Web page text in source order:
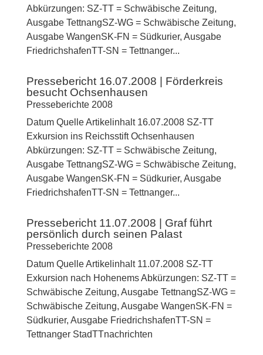
Abkürzungen: SZ-TT = Schwäbische Zeitung,
Ausgabe TettnangSZ-WG = Schwäbische Zeitung,
Ausgabe WangenSK-FN = Südkurier, Ausgabe
FriedrichshafenTT-SN = Tettnanger...
Pressebericht 16.07.2008 | Förderkreis
besucht Ochsenhausen
Presseberichte 2008
Datum Quelle Artikelinhalt 16.07.2008 SZ-TT
Exkursion ins Reichsstift Ochsenhausen
Abkürzungen: SZ-TT = Schwäbische Zeitung,
Ausgabe TettnangSZ-WG = Schwäbische Zeitung,
Ausgabe WangenSK-FN = Südkurier, Ausgabe
FriedrichshafenTT-SN = Tettnanger...
Pressebericht 11.07.2008 | Graf führt
persönlich durch seinen Palast
Presseberichte 2008
Datum Quelle Artikelinhalt 11.07.2008 SZ-TT
Exkursion nach Hohenems Abkürzungen: SZ-TT =
Schwäbische Zeitung, Ausgabe TettnangSZ-WG =
Schwäbische Zeitung, Ausgabe WangenSK-FN =
Südkurier, Ausgabe FriedrichshafenTT-SN =
Tettnanger StadTTnachrichten